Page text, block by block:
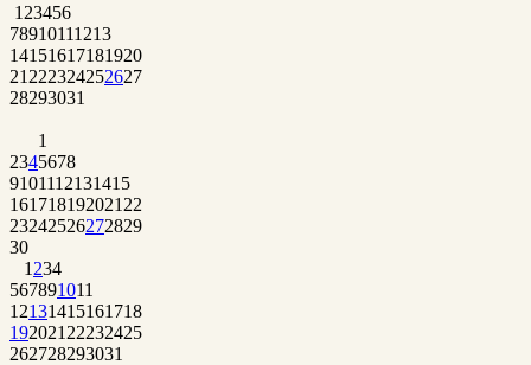
1 23456
78910111213
14151617181920
21 222324252627
28293031
1
2345678
9101112131415
161718192021 22
23242526272829
30
1 234
567891011
12131415161718
192021 22232425
262728293031